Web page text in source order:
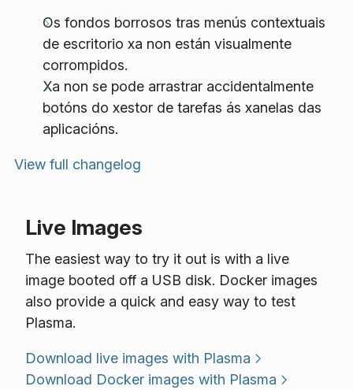
Os fondos borrosos tras menús contextuais
de escritorio xa non están visualmente
corrompidos.
Xa non se pode arrastrar accidentalmente
botóns do xestor de tarefas ás xanelas das
aplicacións.
View full changelog
Live Images
The easiest way to try it out is with a live
image booted off a USB disk. Docker images
also provide a quick and easy way to test
Plasma.
Download live images with Plasma
Download Docker images with Plasma